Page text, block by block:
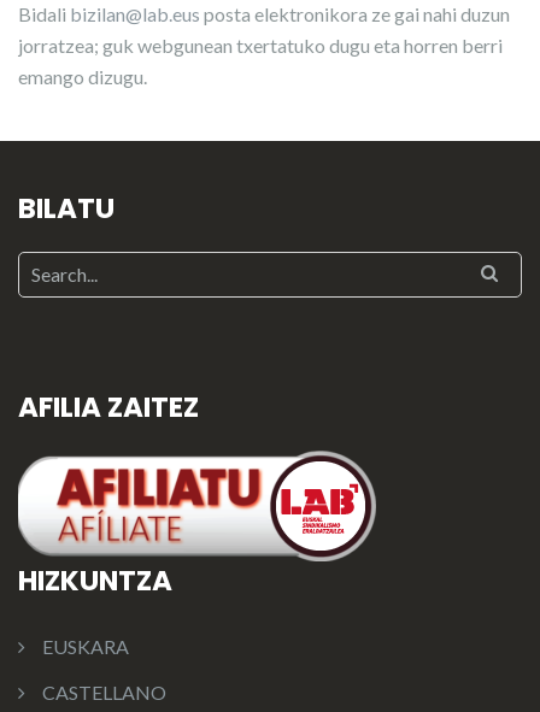
Bidali bizilan@lab.eus posta elektronikora ze gai nahi duzun
jorratzea; guk webgunean txertatuko dugu eta horren berri
emango dizugu.
BILATU
AFILIA ZAITEZ
HIZKUNTZA
EUSKARA
CASTELLANO